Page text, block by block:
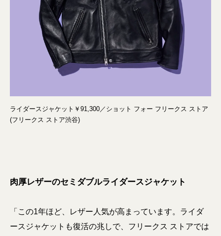
ライダースジャケット￥91,300／ショット フォー フリークス ストア
(フリークス ストア渋谷)
肉厚レザーのセミダブルライダースジャケット
「この1年ほど、レザー人気が高まっています。ライダ
ースジャケットも復活の兆しで、フリークス ストアでは